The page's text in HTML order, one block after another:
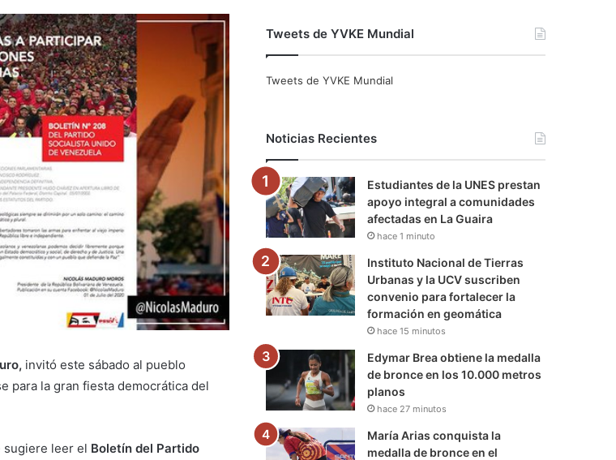
invitó este sábado al pueblo
para la gran fiesta democrática del
sugiere leer el Boletín del Partido
c
o
k
i
r
u
e
r
a
m
a
m
Tweets de YVKE Mundial
Tweets de YVKE Mundial
Noticias Recientes
Estudiantes de la UNES prestan
apoyo integral a comunidades
afectadas en La Guaira
hace 1 minuto
Instituto Nacional de Tierras
Urbanas y la UCV suscriben
convenio para fortalecer la
formación en geomática
hace 15 minutos
Edymar Brea obtiene la medalla
de bronce en los 10.000 metros
planos
hace 27 minutos
María Arias conquista la
medalla de bronce en el